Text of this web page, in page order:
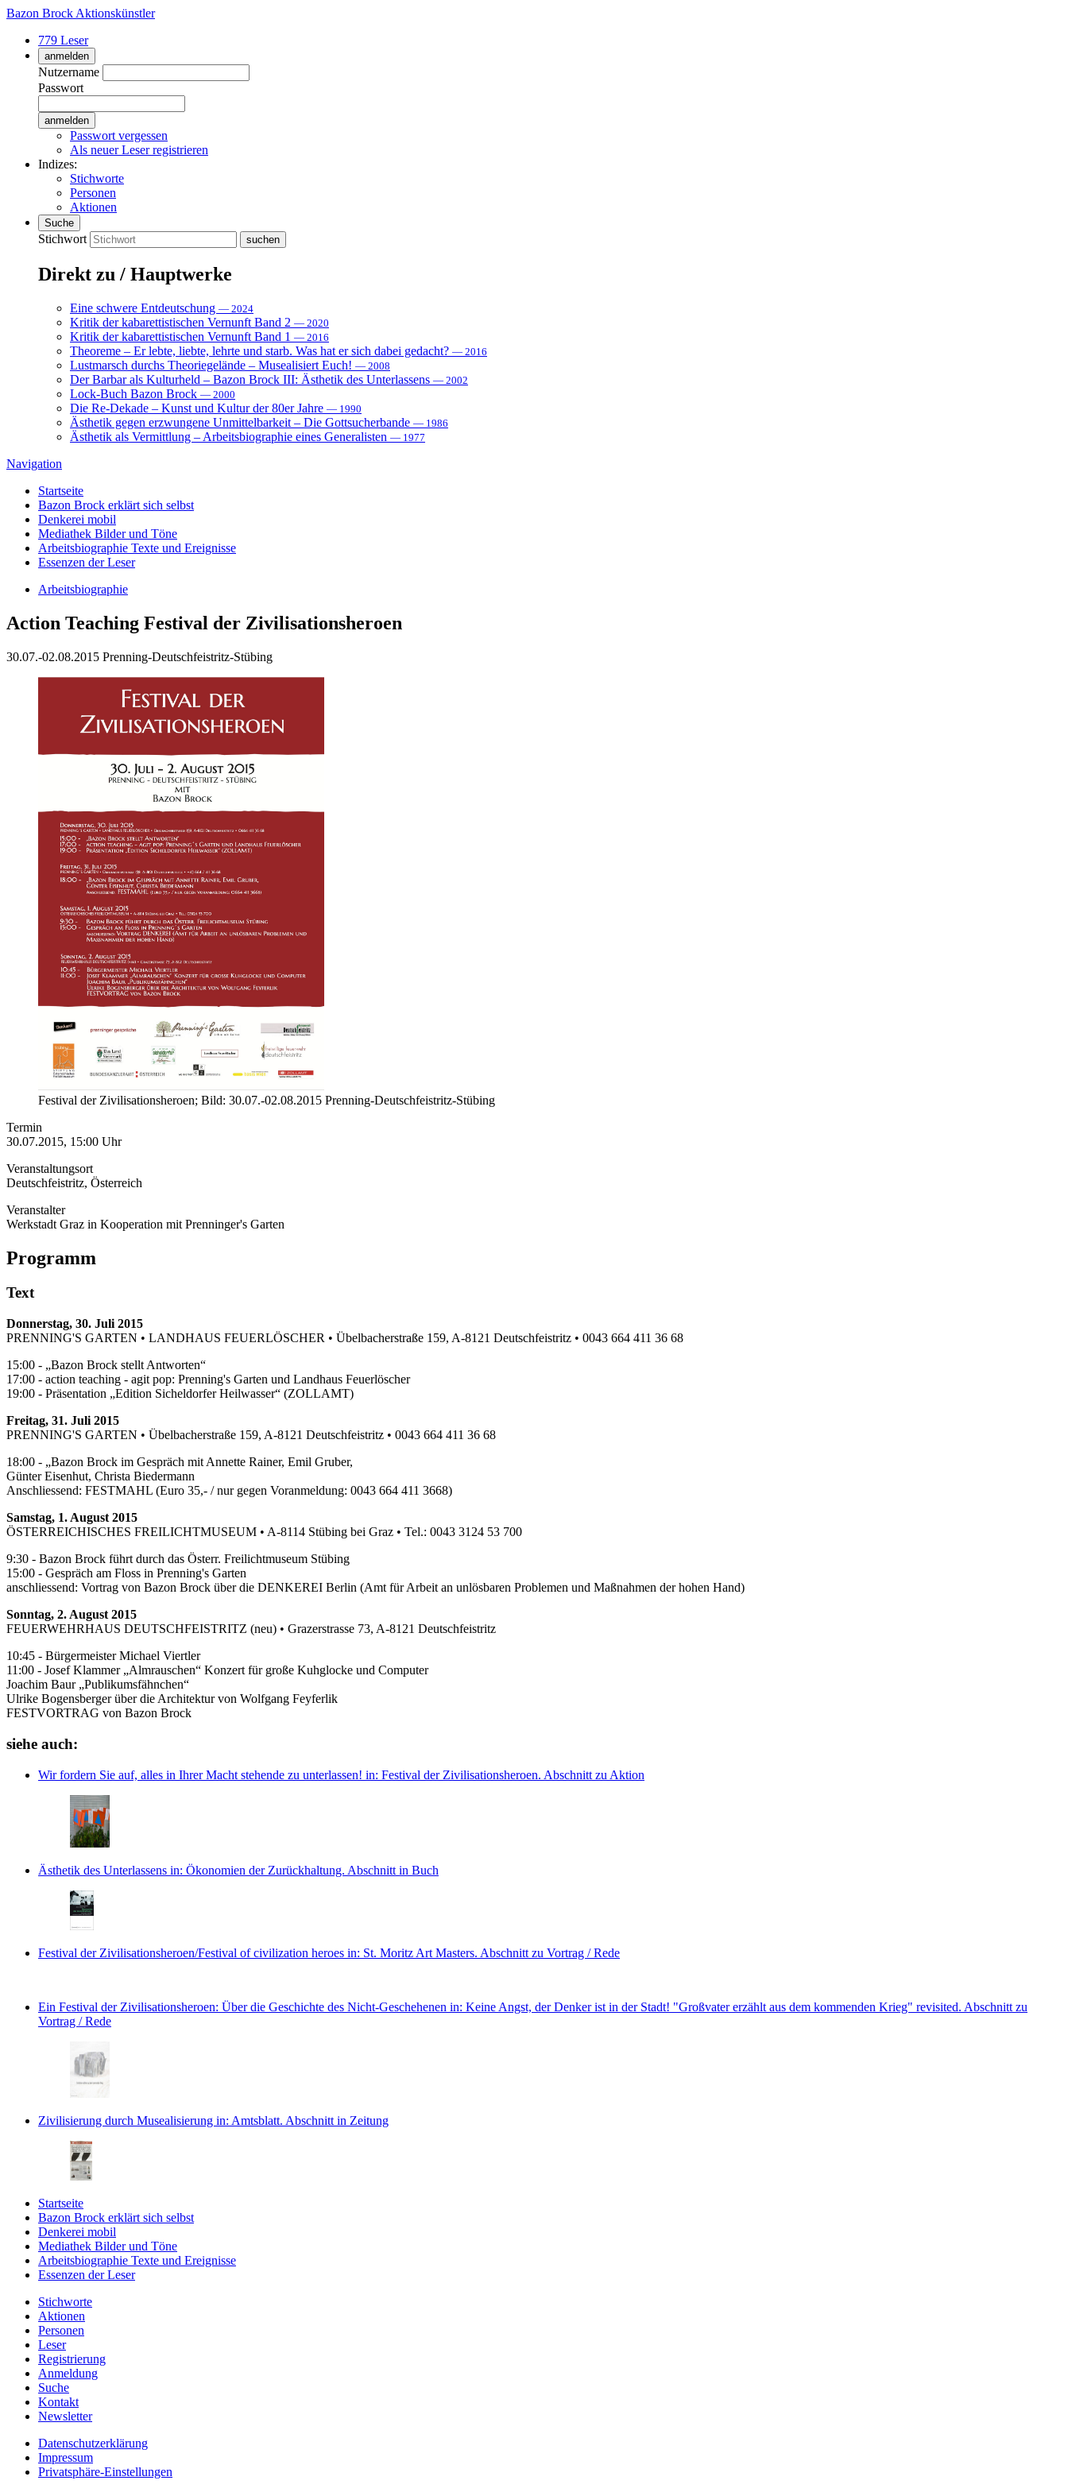
Bazon Brock Aktionskünstler
779 Leser
anmelden
Nutzername
Passwort
Passwort vergessen
Als neuer Leser registrieren
Indizes:
Stichworte
Personen
Aktionen
Suche
Stichwort
Direkt zu / Hauptwerke
Eine schwere Entdeutschung — 2024
Kritik der kabarettistischen Vernunft Band 2 — 2020
Kritik der kabarettistischen Vernunft Band 1 — 2016
Theoreme – Er lebte, liebte, lehrte und starb. Was hat er sich dabei gedacht? — 2016
Lustmarsch durchs Theoriegelände – Musealisiert Euch! — 2008
Der Barbar als Kulturheld – Bazon Brock III: Ästhetik des Unterlassens — 2002
Lock-Buch Bazon Brock — 2000
Die Re-Dekade – Kunst und Kultur der 80er Jahre — 1990
Ästhetik gegen erzwungene Unmittelbarkeit – Die Gottsucherbande — 1986
Ästhetik als Vermittlung – Arbeitsbiographie eines Generalisten — 1977
Navigation
Startseite
Bazon Brock erklärt sich selbst
Denkerei mobil
Mediathek Bilder und Töne
Arbeitsbiographie Texte und Ereignisse
Essenzen der Leser
Arbeitsbiographie
Action Teaching Festival der Zivilisationsheroen
30.07.-02.08.2015 Prenning-Deutschfeistritz-Stübing
Festival der Zivilisationsheroen; Bild: 30.07.-02.08.2015 Prenning-Deutschfeistritz-Stübing
Termin
30.07.2015, 15:00 Uhr
Veranstaltungsort
Deutschfeistritz, Österreich
Veranstalter
Werkstadt Graz in Kooperation mit Prenninger's Garten
Programm
Text
Donnerstag, 30. Juli 2015
PRENNING'S GARTEN • LANDHAUS FEUERLÖSCHER • Übelbacherstraße 159, A-8121 Deutschfeistritz • 0043 664 411 36 68
15:00 - „Bazon Brock stellt Antworten“
17:00 - action teaching - agit pop: Prenning's Garten und Landhaus Feuerlöscher
19:00 - Präsentation „Edition Sicheldorfer Heilwasser“ (ZOLLAMT)
Freitag, 31. Juli 2015
PRENNING'S GARTEN • Übelbacherstraße 159, A-8121 Deutschfeistritz • 0043 664 411 36 68
18:00 - „Bazon Brock im Gespräch mit Annette Rainer, Emil Gruber,
Günter Eisenhut, Christa Biedermann
Anschliessend: FESTMAHL (Euro 35,- / nur gegen Voranmeldung: 0043 664 411 3668)
Samstag, 1. August 2015
ÖSTERREICHISCHES FREILICHTMUSEUM • A-8114 Stübing bei Graz • Tel.: 0043 3124 53 700
9:30 - Bazon Brock führt durch das Österr. Freilichtmuseum Stübing
15:00 - Gespräch am Floss in Prenning's Garten
anschliessend: Vortrag von Bazon Brock über die DENKEREI Berlin (Amt für Arbeit an unlösbaren Problemen und Maßnahmen der hohen Hand)
Sonntag, 2. August 2015
FEUERWEHRHAUS DEUTSCHFEISTRITZ (neu) • Grazerstrasse 73, A-8121 Deutschfeistritz
10:45 - Bürgermeister Michael Viertler
11:00 - Josef Klammer „Almrauschen“ Konzert für große Kuhglocke und Computer
Joachim Baur „Publikumsfähnchen“
Ulrike Bogensberger über die Architektur von Wolfgang Feyferlik
FESTVORTRAG von Bazon Brock
siehe auch:
Wir fordern Sie auf, alles in Ihrer Macht stehende zu unterlassen! in: Festival der Zivilisationsheroen. Abschnitt zu Aktion
Ästhetik des Unterlassens in: Ökonomien der Zurückhaltung. Abschnitt in Buch
Festival der Zivilisationsheroen/Festival of civilization heroes in: St. Moritz Art Masters. Abschnitt zu Vortrag / Rede
Ein Festival der Zivilisationsheroen: Über die Geschichte des Nicht-Geschehenen in: Keine Angst, der Denker ist in der Stadt! "Großvater erzählt aus dem kommenden Krieg" revisited. Abschnitt zu
Vortrag / Rede
Zivilisierung durch Musealisierung in: Amtsblatt. Abschnitt in Zeitung
Startseite
Bazon Brock erklärt sich selbst
Denkerei mobil
Mediathek Bilder und Töne
Arbeitsbiographie Texte und Ereignisse
Essenzen der Leser
Stichworte
Aktionen
Personen
Leser
Registrierung
Anmeldung
Suche
Kontakt
Newsletter
Datenschutzerklärung
Impressum
Privatsphäre-Einstellungen